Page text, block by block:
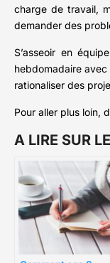
charge de travail,
demander des
S’asseoir en
hebdomadaire
rationaliser des
Pour aller plus loin,
A LIRE SUR